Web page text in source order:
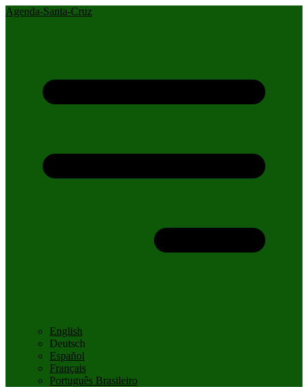
Agenda-Santa-Cruz
English
Deutsch
Español
Français
Português Brasileiro